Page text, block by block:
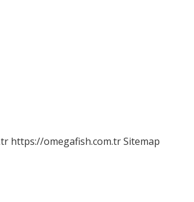
https://omegafish.com.trSitemap